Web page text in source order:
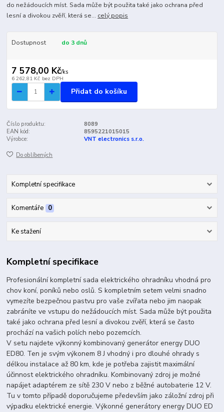
do nežádoucích míst. Sada může být použita také jako ochrana před
lesní a divokou zvěří, která se... celý popis
Dostupnost do 3 dnů
7 578,00 Kč/ks
6 262,81 Kč bez DPH
Přidat do košíku
Číslo produktu:
8089
EAN kód:
8595221015015
Výrobce:
VNT electronics s.r.o.
Do oblíbených
Kompletní specifikace
Komentáře 0
Ke stažení
Kompletní specifikace
Profesionální kompletní sada elektrického ohradníku vhodná pro
chov koní, poníků nebo oslů. S kompletním setem velmi snadno
vymezíte bezpečnou pastvu pro vaše zvířata nebo jim naopak
zabráníte ve vstupu do nežádoucích míst. Sada může být použita
také jako ochrana před lesní a divokou zvěří, která se často
prochází na vašich polích nebo pozemcích.
V setu najdete výkonný kombinovaný generátor energy DUO
ED80. Ten je svým výkonem 8 J vhodný i pro dlouhé ohrady s
délkou instalace až 80 km, kde je potřeba zajistit maximální
účinnost elektrického ohradníku. Kombinovaný zdroj je možné
napájet adaptérem ze sítě 230 V nebo z běžné autobaterie 12 V.
Tu v tomto případě doporučujeme především jako záložní zdroj při
výpadku elektrické energie. Výkonné generátory energy DUO ED